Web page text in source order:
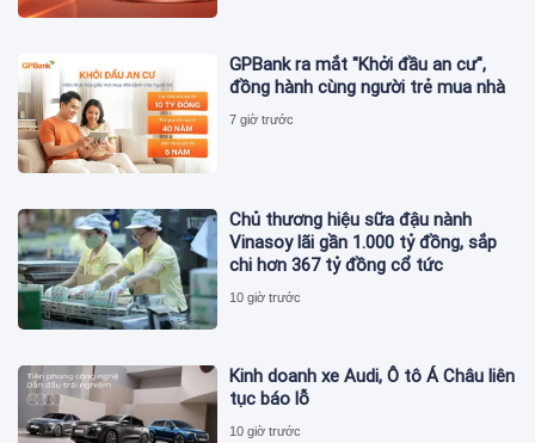
GPBank ra mắt "Khởi đầu an cư",
đồng hành cùng người trẻ mua nhà
7 giờ trước
Chủ thương hiệu sữa đậu nành
Vinasoy lãi gần 1.000 tỷ đồng, sắp
chi hơn 367 tỷ đồng cổ tức
10 giờ trước
Kinh doanh xe Audi, Ô tô Á Châu liên
tục báo lỗ
10 giờ trước